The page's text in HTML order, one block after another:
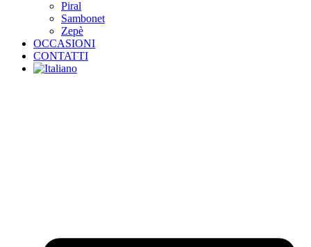
Piral
Sambonet
Zepè
OCCASIONI
CONTATTI